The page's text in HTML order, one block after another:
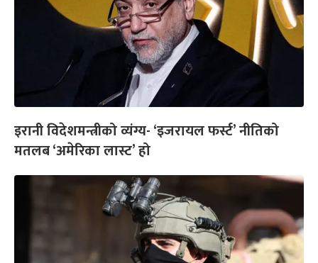
इरानी विदेशमन्त्रीको व्यंग्य- ‘इजरायल फर्स्ट’ नीतिको
मतलब ‘अमेरिका लास्ट’ हो